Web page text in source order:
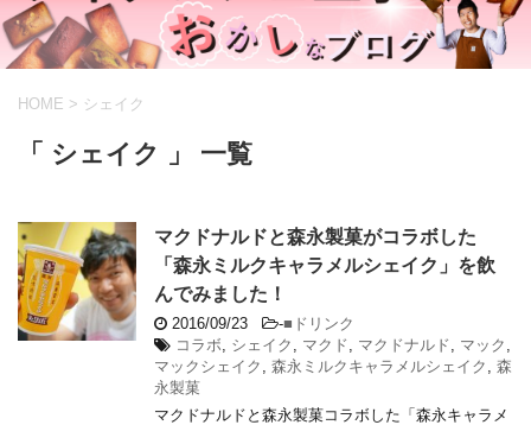
HOME > シェイク
「 シェイク 」 一覧
マクドナルドと森永製菓がコラボした
「森永ミルクキャラメルシェイク」を飲
んでみました！
2016/09/23 -■ドリンク
コラボ
シェイク マクド マクドナルド マック
マックシェイク
森永ミルクキャラメルシェイク
森
永製菓
マクドナルドと森永製菓コラボした「森永キャラメ